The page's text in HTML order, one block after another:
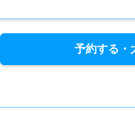
予約する・